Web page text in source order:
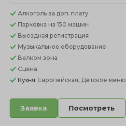
Алкоголь за доп. плату
Парковка на 150 машин
Выездная регистрация
Музыкальное оборудование
Велком зона
Сцена
Кухня: Европейская, Детское меню
Заявка Посмотреть